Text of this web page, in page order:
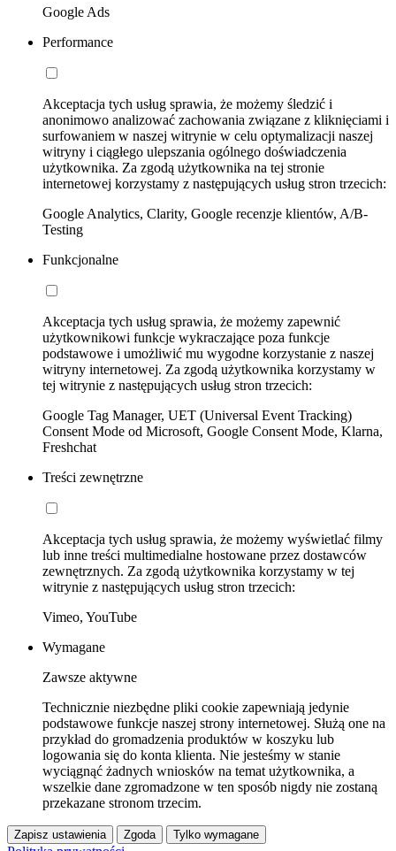
Google Ads
Performance
Akceptacja tych usług sprawia, że możemy śledzić i
anonimowo analizować zachowania związane z kliknięciami i
surfowaniem w naszej witrynie w celu optymalizacji naszej
witryny i ciągłego ulepszania ogólnego doświadczenia
użytkownika. Za zgodą użytkownika na tej stronie
internetowej korzystamy z następujących usług stron trzecich:
Google Analytics, Clarity, Google recenzje klientów, A/B-
Testing
Funkcjonalne
Akceptacja tych usług sprawia, że możemy zapewnić
użytkownikowi funkcje wykraczające poza funkcje
podstawowe i umożliwić mu wygodne korzystanie z naszej
witryny internetowej. Za zgodą użytkownika korzystamy w
tej witrynie z następujących usług stron trzecich:
Google Tag Manager, UET (Universal Event Tracking)
Consent Mode od Microsoft, Google Consent Mode, Klarna,
Freshchat
Treści zewnętrzne
Akceptacja tych usług sprawia, że możemy wyświetlać filmy
lub inne treści multimedialne hostowane przez dostawców
zewnętrznych. Za zgodą użytkownika korzystamy w tej
witrynie z następujących usług stron trzecich:
Vimeo, YouTube
Wymagane
Zawsze aktywne
Technicznie niezbędne pliki cookie zapewniają jedynie
podstawowe funkcje naszej strony internetowej. Służą one na
przykład do gromadzenia produktów w koszyku lub
logowania się do konta klienta. Nie jesteśmy w stanie
wyciągnąć żadnych wniosków na temat użytkownika, a
wszelkie dane zgromadzone w ten sposób nigdy nie zostaną
przekazane stronom trzecim.
Zapisz ustawienia Zgoda Tylko wymagane